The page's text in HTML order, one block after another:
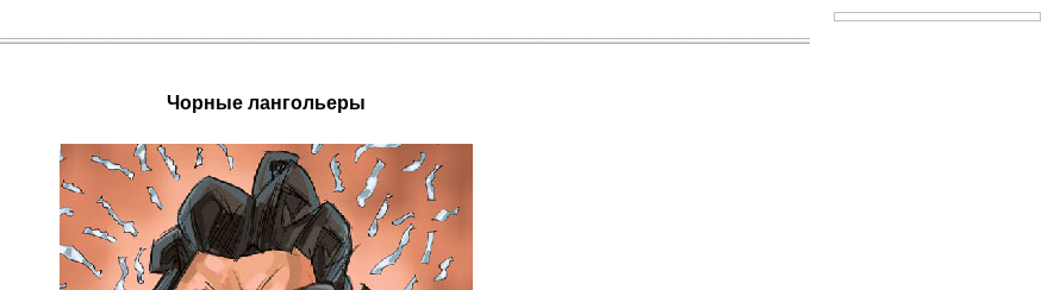
Чорные лангольеры